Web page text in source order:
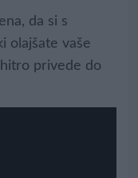
da si s
olajšate vaše
privede do